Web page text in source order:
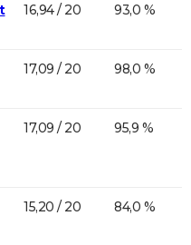
16,94 / 20 93,0 %
17,09 / 20 98,0 %
17,09 / 20 95,9 %
15,20 / 20 84,0 %